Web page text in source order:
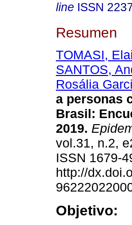
line ISSN
Resumen
TOMASI,
SANTOS,
Rosália
a personas
Brasil:
2019.
vol.31, n.2,
ISSN 1679-
http://
Objetivo: